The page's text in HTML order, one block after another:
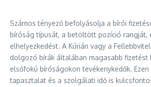
Számos tényező befolyásolja a bírói
bíróság típusát, a betöltött pozíció rangját,
elhelyezkedést. A Kúrián vagy a
dolgozó bírák általában magasabb fizetést
elsőfokú bíróságokon tevékenykedők. Ezen
tapasztalat és a szolgálati idő is